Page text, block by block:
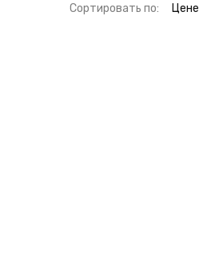
Cортировать по: Цене